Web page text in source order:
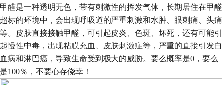
甲醛是一种透明无色，带有刺激性的挥发气体，长期居住在甲醛
超标的环境中，会出现呼吸道的严重刺激和水肿、眼刺痛、头痛
等。皮肤直接接触甲醛，可引起皮炎、色斑、坏死，还有可能引
起慢性中毒，出现粘膜充血、皮肤刺激症等，严重的直接引发白
血病和淋巴癌，导致生命受到极大的威胁。要么概率是0 ，要么
是100％，不要心存侥幸！